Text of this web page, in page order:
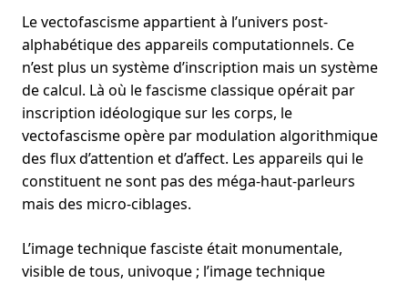
Le vectofascisme appartient à l’univers post-
alphabétique des appareils computationnels. Ce
n’est plus un système d’inscription mais un système
de calcul. Là où le fascisme classique opérait par
inscription idéologique sur les corps, le
vectofascisme opère par modulation algorithmique
des flux d’attention et d’affect. Les appareils qui le
constituent ne sont pas des méga-haut-parleurs
mais des micro-ciblages.
L’image technique fasciste était monumentale,
visible de tous, univoque ; l’image technique